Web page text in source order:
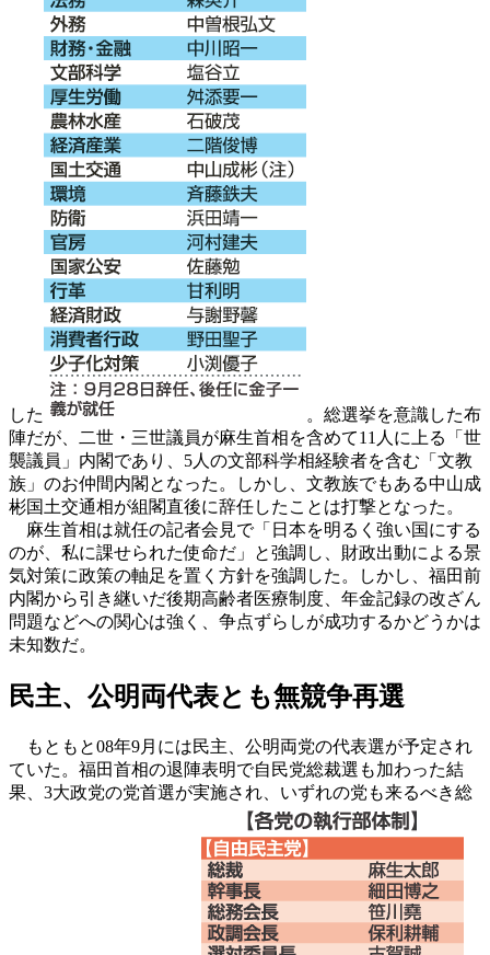
した
。総選挙を意識した布
陣だが、二世・三世議員が麻生首相を含めて11人に上る「世
襲議員」内閣であり、5人の文部科学相経験者を含む「文教
族」のお仲間内閣となった。しかし、文教族でもある中山成
彬国土交通相が組閣直後に辞任したことは打撃となった。
麻生首相は就任の記者会見で「日本を明るく強い国にする
のが、私に課せられた使命だ」と強調し、財政出動による景
気対策に政策の軸足を置く方針を強調した。しかし、福田前
内閣から引き継いだ後期高齢者医療制度、年金記録の改ざん
問題などへの関心は強く、争点ずらしが成功するかどうかは
未知数だ。
民主、公明両代表とも無競争再選
もともと08年9月には民主、公明両党の代表選が予定され
ていた。福田首相の退陣表明で自民党総裁選も加わった結
果、3大政党の党首選が実施され、いずれの党も来るべき総